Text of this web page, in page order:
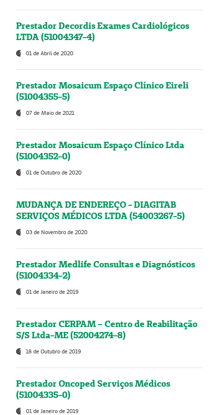
Prestador Decordis Exames Cardiológicos
LTDA (51004347-4)
01 de Abril de 2020
Prestador Mosaicum Espaço Clínico Eireli
(51004355-5)
07 de Maio de 2021
Prestador Mosaicum Espaço Clínico Ltda
(51004352-0)
01 de Outubro de 2020
MUDANÇA DE ENDEREÇO - DIAGITAB
SERVIÇOS MÉDICOS LTDA (54003267-5)
03 de Novembro de 2020
Prestador Medlife Consultas e Diagnósticos
(51004334-2)
01 de Janeiro de 2019
Prestador CERPAM – Centro de Reabilitação
S/S Ltda-ME (52004274-8)
18 de Outubro de 2019
Prestador Oncoped Serviços Médicos
(51004335-0)
01 de Janeiro de 2019